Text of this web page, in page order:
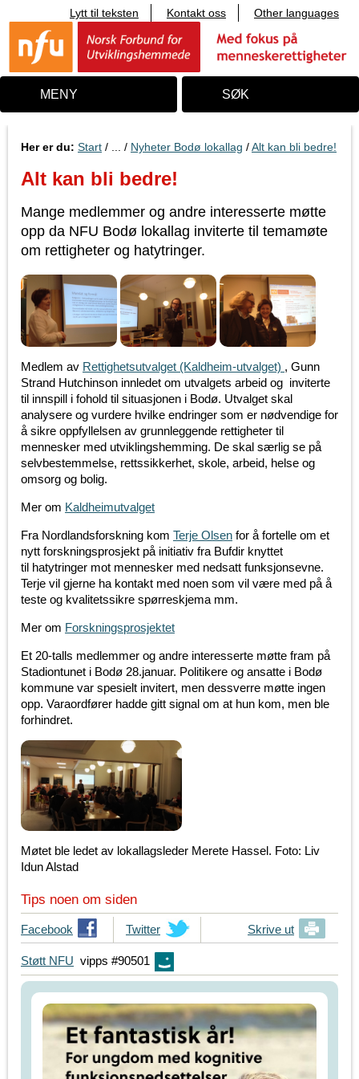
i
n
o
Lytt til teksten Kontakt oss Other languages
MENY SØK
Her er du: Start / ... / Nyheter Bodø lokallag /Alt kan bli bedre!
Alt kan bli bedre!
Mange medlemmer og andre interesserte møtte
opp da NFU Bodø lokallag inviterte til temamøte
om rettigheter og hatytringer.
Medlem av Rettighetsutvalget (Kaldheim-utvalget) , Gunn
Strand Hutchinson innledet om utvalgets arbeid og inviterte
til innspill i fohold til situasjonen i Bodø. Utvalget skal
analysere og vurdere hvilke endringer som er nødvendige for
å sikre oppfyllelsen av grunnleggende rettigheter til
mennesker med utviklingshemming. De skal særlig se på
selvbestemmelse, rettssikkerhet, skole, arbeid, helse og
omsorg og bolig.
Mer om Kaldheimutvalget
Fra Nordlandsforskning kom Terje Olsen for å fortelle om et
nytt forskningsprosjekt på initiativ fra Bufdir knyttet
til hatytringer mot mennesker med nedsatt funksjonsevne.
Terje vil gjerne ha kontakt med noen som vil være med på å
teste og kvalitetssikre spørreskjema mm.
Mer om Forskningsprosjektet
Et 20-talls medlemmer og andre interesserte møtte fram på
Stadiontunet i Bodø 28.januar. Politikere og ansatte i Bodø
kommune var spesielt invitert, men dessverre møtte ingen
opp. Varaordfører hadde gitt signal om at hun kom, men ble
forhindret.
Møtet ble ledet av lokallagsleder Merete Hassel. Foto: Liv
Idun Alstad
Tips noen om siden
T
i
p
s
Facebook
T
i
p
s
i
n
e
Twitter Skrive ut
Støtt NFU vipps #90501